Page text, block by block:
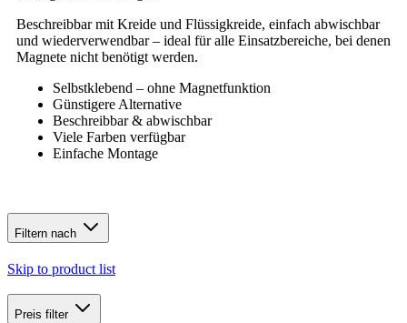
Beschreibbar mit Kreide und Flüssigkreide, einfach abwischbar
und wiederverwendbar – ideal für alle Einsatzbereiche, bei denen
Magnete nicht benötigt werden.
Selbstklebend – ohne Magnetfunktion
Günstigere Alternative
Beschreibbar & abwischbar
Viele Farben verfügbar
Einfache Montage
Filtern nach
Skip to product list
Preis filter